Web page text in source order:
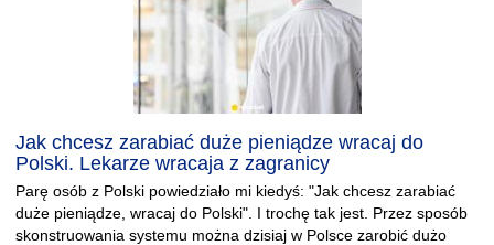
Jak chcesz zarabiać duże pieniądze wracaj do
Polski. Lekarze wracaja z zagranicy
Parę osób z Polski powiedziało mi kiedyś: "Jak chcesz zarabiać
duże pieniądze, wracaj do Polski". I trochę tak jest. Przez sposób
skonstruowania systemu można dzisiaj w Polsce zarobić dużo